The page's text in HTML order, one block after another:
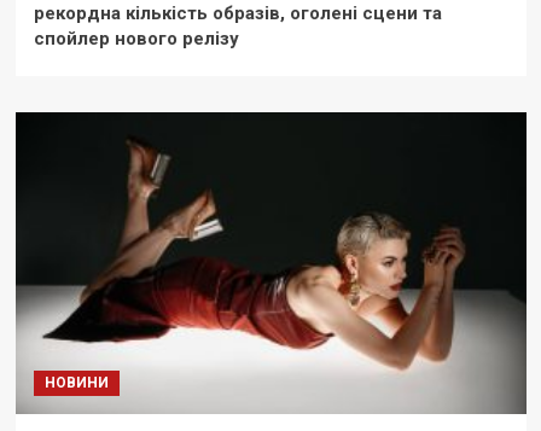
рекордна кількість образів, оголені сцени та
спойлер нового релізу
НОВИНИ